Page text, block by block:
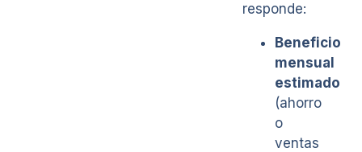
responde:
Beneficio
mensual
estimado
(ahorro
o
ventas